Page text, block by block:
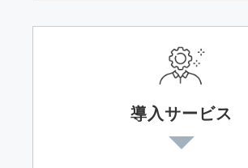
導入サービス